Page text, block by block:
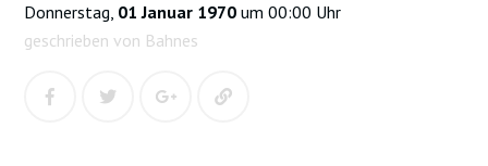
Donnerstag, 01 Januar 1970 um 00:00 Uhr
geschrieben von Bahnes